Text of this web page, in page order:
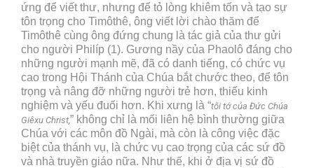
ứng để viết thư, nhưng để tỏ lòng khiêm tốn và tạo sự
tôn trọng cho Timôthê, ông viết lời chào thăm để
Timôthê cùng ông đứng chung là tác giả của thư gửi
cho người Philíp (1). Gương nầy của Phaolô đáng cho
những người mạnh mẽ, đã có danh tiếng, có chức vụ
cao trong Hội Thánh của Chúa bắt chước theo, để tôn
trọng và nâng đỡ những người trẻ hơn, thiếu kinh
nghiệm và yếu đuối hơn. Khi xưng là “tôi tớ của Đức Chúa
Giêxu Christ,” không chỉ là mối liên hệ bình thường giữa
Chúa với các môn đồ Ngài, mà còn là công việc đặc
biệt của thánh vụ, là chức vụ cao trọng của các sứ đồ
và nhà truyền giáo nữa. Như thế, khi ở địa vị sứ đồ